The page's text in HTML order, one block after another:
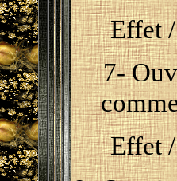
Effet
7-
Effet